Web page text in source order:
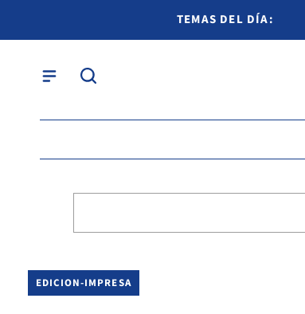
TEMAS DEL DÍA:
EDICION-IMPRESA